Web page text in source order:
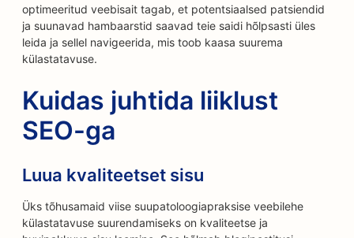
optimeeritud veebisait tagab, et potentsiaalsed patsiendid
ja suunavad hambaarstid saavad teie saidi hõlpsasti üles
leida ja sellel navigeerida, mis toob kaasa suurema
külastatavuse.
Kuidas juhtida liiklust
SEO-ga
Luua kvaliteetset sisu
Üks tõhusamaid viise suupatoloogiapraksise veebilehe
külastatavuse suurendamiseks on kvaliteetse ja